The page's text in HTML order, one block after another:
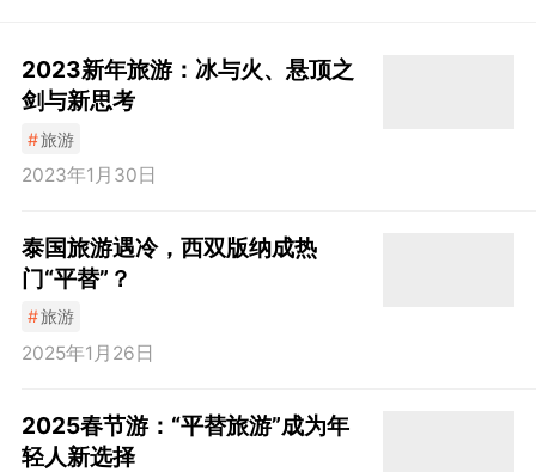
2023新年旅游：冰与火、悬顶之
剑与新思考
#旅游
2023年1月30日
泰国旅游遇冷，西双版纳成热
门“平替”？
#旅游
2025年1月26日
2025春节游：“平替旅游”成为年
轻人新选择